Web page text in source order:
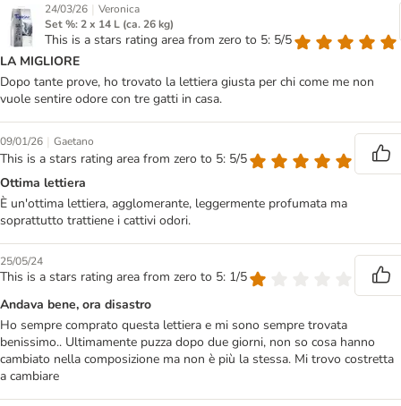
24/03/26 | Veronica
Set %: 2 x 14 L (ca. 26 kg)
This is a stars rating area from zero to 5: 5/5
LA MIGLIORE
Dopo tante prove, ho trovato la lettiera giusta per chi come me non
vuole sentire odore con tre gatti in casa.
09/01/26 | Gaetano
This is a stars rating area from zero to 5: 5/5
Ottima lettiera
È un'ottima lettiera, agglomerante, leggermente profumata ma
soprattutto trattiene i cattivi odori.
25/05/24
This is a stars rating area from zero to 5: 1/5
Andava bene, ora disastro
Ho sempre comprato questa lettiera e mi sono sempre trovata
benissimo.. Ultimamente puzza dopo due giorni, non so cosa hanno
cambiato nella composizione ma non è più la stessa. Mi trovo costretta
a cambiare